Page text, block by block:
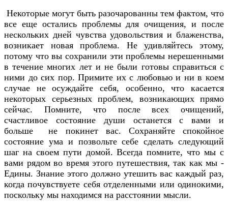
Некоторые могут быть разочарованны тем фактом, что
все еще остались проблемы для очищения, и после
нескольких дней чувства удовольствия и блаженства,
возникает новая проблема. Не удивляйтесь этому,
потому что вы сохранили эти проблемы нерешенными
в течение многих лет и не были готовы справиться с
ними до сих пор. Примите их с любовью и ни в коем
случае не осуждайте себя, особенно, что касается
некоторых серьезных проблем, возникающих прямо
сейчас. Помните, что после всех очищений,
счастливое состояние души останется с вами и
больше не покинет вас. Сохраняйте спокойное
состояние ума и позвольте себе сделать следующий
шаг на своем пути домой. Всегда помните, что мы с
вами рядом во время этого путешествия, так как мы -
Едины. Знание этого должно утешить вас каждый раз,
когда почувствуете себя отделенными или одинокими,
поскольку мы находимся на расстоянии мысли.